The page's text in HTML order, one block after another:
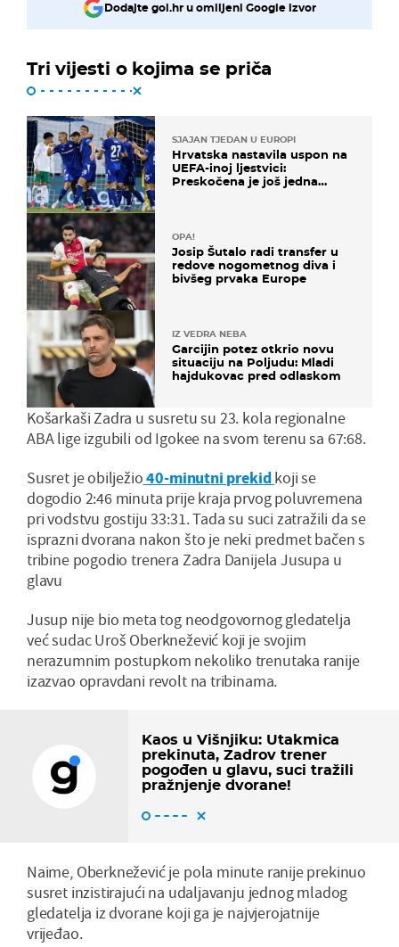
Dodajte gol.hr u omiljeni Google izvor
Tri vijesti o kojima se priča
SJAJAN TJEDAN U EUROPI
Hrvatska nastavila uspon na
UEFA-inoj ljestvici:
Preskočena je još jedna
OPA!
Josip Šutalo radi transfer u
redove nogometnog diva i
bivšeg prvaka Europe
IZ VEDRA NEBA
Garcijin potez otkrio novu
situaciju na Poljudu: Mladi
hajdukovac pred odlaskom
Košarkaši Zadra u susretu su 23. kola regionalne
ABA lige izgubili od Igokee na svom terenu sa 67:68.
Susret je obilježio40-minutni prekidkoji se
dogodio 2:46 minuta prije kraja prvog poluvremena
pri vodstvu gostiju 33:31. Tada su suci zatražili da se
isprazni dvorana nakon što je neki predmet bačen s
tribine pogodio trenera Zadra Danijela Jusupa u
glavu
Jusup nije bio meta tog neodgovornog gledatelja
već sudac Uroš Oberknežević koji je svojim
nerazumnim postupkom nekoliko trenutaka ranije
izazvao opravdani revolt na tribinama.
Kaos u Višnjiku: Utakmica
prekinuta, Zadrov trener
pogođen u glavu, suci tražili
pražnjenje dvorane!
Naime, Oberknežević je pola minute ranije prekinuo
susret inzistirajući na udaljavanju jednog mladog
gledatelja iz dvorane koji ga je najvjerojatnije
vrijeđao.